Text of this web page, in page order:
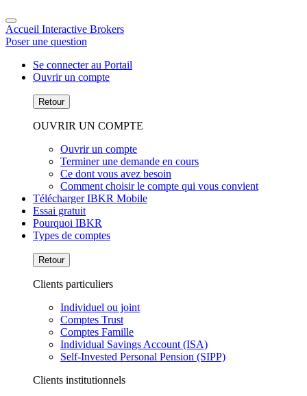
Accueil Interactive Brokers
Poser une question
Se connecter au Portail
Ouvrir un compte
Retour
OUVRIR UN COMPTE
Ouvrir un compte
Terminer une demande en cours
Ce dont vous avez besoin
Comment choisir le compte qui vous convient
Télécharger IBKR Mobile
Essai gratuit
Pourquoi IBKR
Types de comptes
Retour
Clients particuliers
Individuel ou joint
Comptes Trust
Comptes Famille
Individual Savings Account (ISA)
Self-Invested Personal Pension (SIPP)
Clients institutionnels